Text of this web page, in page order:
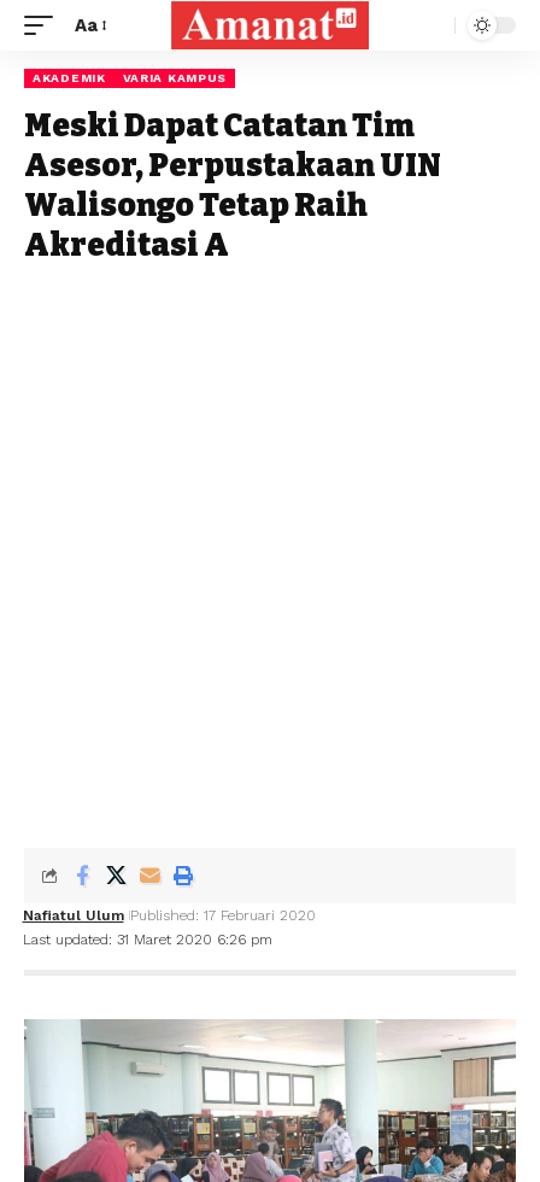
Aa
AKADEMIK VARIA KAMPUS
Meski Dapat Catatan Tim
Asesor, Perpustakaan UIN
Walisongo Tetap Raih
Akreditasi A
Last updated: 31 Maret 2020 6:26 pm
Nafiatul Ulum Published: 17 Februari 2020